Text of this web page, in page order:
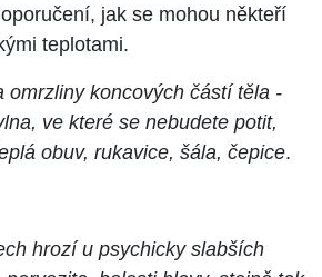
jak se mohou někteří
teplotami.
omrzliny koncových částí těla -
ve které se nebudete potit,
obuv, rukavice, šála, čepice.
hrozí u psychicky slabších